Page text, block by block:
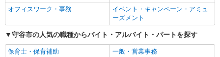
フリーター歓迎
学歴不問
ミドル（40代～）活躍中
エルダー（50代～）活躍中
シニア（60代～）活躍中
高収入・高額
ボーナス・賞与あり
オフィスワーク・事務
イベント・キャンペーン・アミュ
ーズメント
守谷市の人気の職種からバイト・アルバイト・パートを探す
保育士・保育補助
一般・営業事務